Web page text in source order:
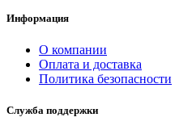
Информация
О компании
Оплата и доставка
Политика безопасности
Служба поддержки